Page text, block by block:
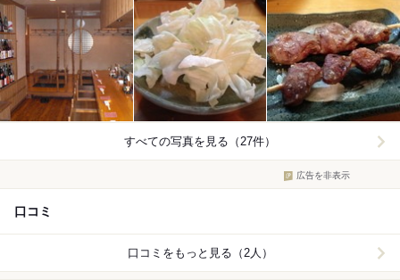
すべての写真を見る（27件）
広告を非表示
口コミ
口コミをもっと見る（2人）